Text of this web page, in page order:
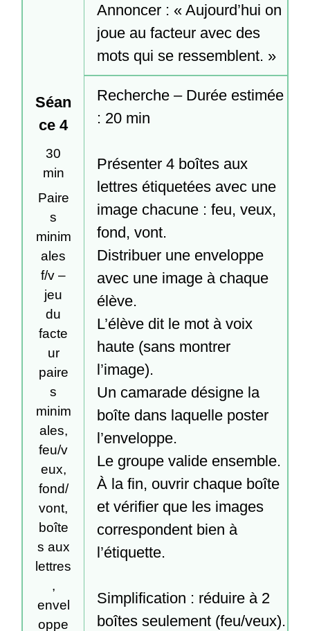
Séan
ce 4
30
min
Paire
s
minim
ales
f/v –
jeu
du
facte
ur
paire
s
minim
ales,
feu/v
eux,
fond/
vont,
boîte
s aux
lettres
,
envel
oppe
Annoncer : « Aujourd’hui on
joue au facteur avec des
mots qui se ressemblent. »
Recherche – Durée estimée
: 20 min
Présenter 4 boîtes aux
lettres étiquetées avec une
image chacune : feu, veux,
fond, vont.
Distribuer une enveloppe
avec une image à chaque
élève.
L’élève dit le mot à voix
haute (sans montrer
l’image).
Un camarade désigne la
boîte dans laquelle poster
l’enveloppe.
Le groupe valide ensemble.
À la fin, ouvrir chaque boîte
et vérifier que les images
correspondent bien à
l’étiquette.
Simplification : réduire à 2
boîtes seulement (feu/veux).